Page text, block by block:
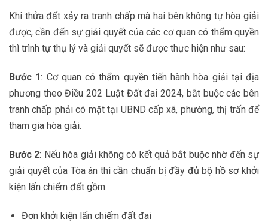
Khi thửa đất xảy ra tranh chấp mà hai bên không tự hòa giải
được, cần đến sự giải quyết của các cơ quan có thẩm quyền
thì trình tự thụ lý và giải quyết sẽ được thực hiện như sau:
Bước 1: Cơ quan có thẩm quyền tiến hành hòa giải tại địa
phương theo Điều 202 Luật Đất đai 2024, bắt buộc các bên
tranh chấp phải có mặt tại UBND cấp xã, phường, thị trấn để
tham gia hòa giải.
Bước 2: Nếu hòa giải không có kết quả bắt buộc nhờ đến sự
giải quyết của Tòa án thì cần chuẩn bị đầy đủ bộ hồ sơ khởi
kiện lấn chiếm đất gồm:
Đơn khởi kiện lấn chiếm đất đai